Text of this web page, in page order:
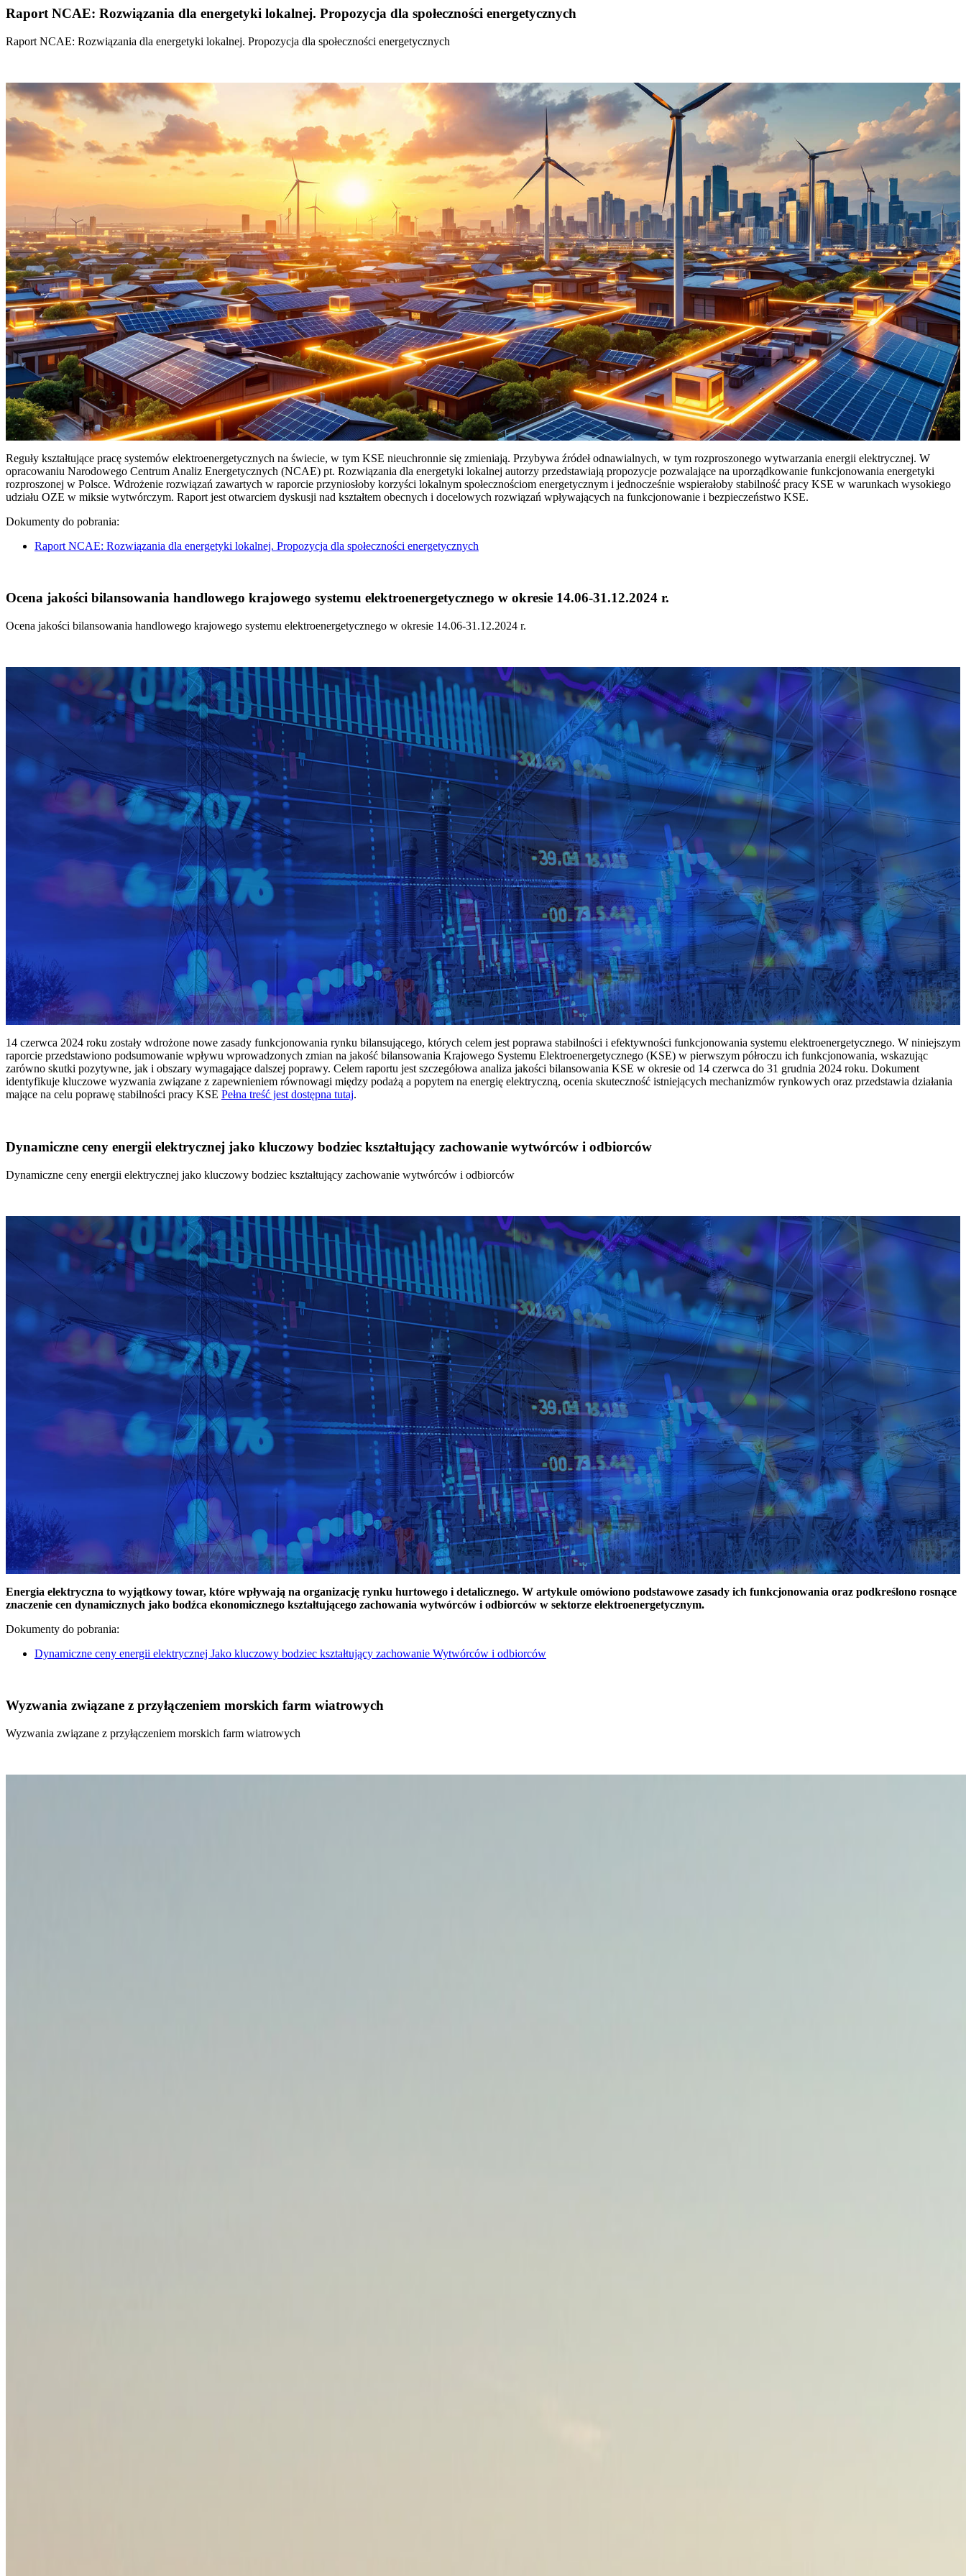
Raport NCAE: Rozwiązania dla energetyki lokalnej. Propozycja dla społeczności energetycznych
Raport NCAE: Rozwiązania dla energetyki lokalnej. Propozycja dla społeczności energetycznych
Reguły kształtujące pracę systemów elektroenergetycznych na świecie, w tym KSE nieuchronnie się zmieniają. Przybywa źródeł odnawialnych, w tym rozproszonego wytwarzania energii elektrycznej. W
opracowaniu Narodowego Centrum Analiz Energetycznych (NCAE) pt. Rozwiązania dla energetyki lokalnej autorzy przedstawiają propozycje pozwalające na uporządkowanie funkcjonowania energetyki
rozproszonej w Polsce. Wdrożenie rozwiązań zawartych w raporcie przyniosłoby korzyści lokalnym społecznościom energetycznym i jednocześnie wspierałoby stabilność pracy KSE w warunkach wysokiego
udziału OZE w miksie wytwórczym. Raport jest otwarciem dyskusji nad kształtem obecnych i docelowych rozwiązań wpływających na funkcjonowanie i bezpieczeństwo KSE.
Dokumenty do pobrania:
Raport NCAE: Rozwiązania dla energetyki lokalnej. Propozycja dla społeczności energetycznych
Ocena jakości bilansowania handlowego krajowego systemu elektroenergetycznego w okresie 14.06-31.12.2024 r.
Ocena jakości bilansowania handlowego krajowego systemu elektroenergetycznego w okresie 14.06-31.12.2024 r.
14 czerwca 2024 roku zostały wdrożone nowe zasady funkcjonowania rynku bilansującego, których celem jest poprawa stabilności i efektywności funkcjonowania systemu elektroenergetycznego. W niniejszym
raporcie przedstawiono podsumowanie wpływu wprowadzonych zmian na jakość bilansowania Krajowego Systemu Elektroenergetycznego (KSE) w pierwszym półroczu ich funkcjonowania, wskazując
zarówno skutki pozytywne, jak i obszary wymagające dalszej poprawy. Celem raportu jest szczegółowa analiza jakości bilansowania KSE w okresie od 14 czerwca do 31 grudnia 2024 roku. Dokument
identyfikuje kluczowe wyzwania związane z zapewnieniem równowagi między podażą a popytem na energię elektryczną, ocenia skuteczność istniejących mechanizmów rynkowych oraz przedstawia działania
mające na celu poprawę stabilności pracy KSE Pełna treść jest dostępna tutaj.
Dynamiczne ceny energii elektrycznej jako kluczowy bodziec kształtujący zachowanie wytwórców i odbiorców
Dynamiczne ceny energii elektrycznej jako kluczowy bodziec kształtujący zachowanie wytwórców i odbiorców
Energia elektryczna to wyjątkowy towar, które wpływają na organizację rynku hurtowego i detalicznego. W artykule omówiono podstawowe zasady ich funkcjonowania oraz podkreślono rosnące
znaczenie cen dynamicznych jako bodźca ekonomicznego kształtującego zachowania wytwórców i odbiorców w sektorze elektroenergetycznym.
Dokumenty do pobrania:
Dynamiczne ceny energii elektrycznej Jako kluczowy bodziec kształtujący zachowanie Wytwórców i odbiorców
Wyzwania związane z przyłączeniem morskich farm wiatrowych
Wyzwania związane z przyłączeniem morskich farm wiatrowych